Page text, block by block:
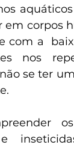
corpos
com a
nos
se ter